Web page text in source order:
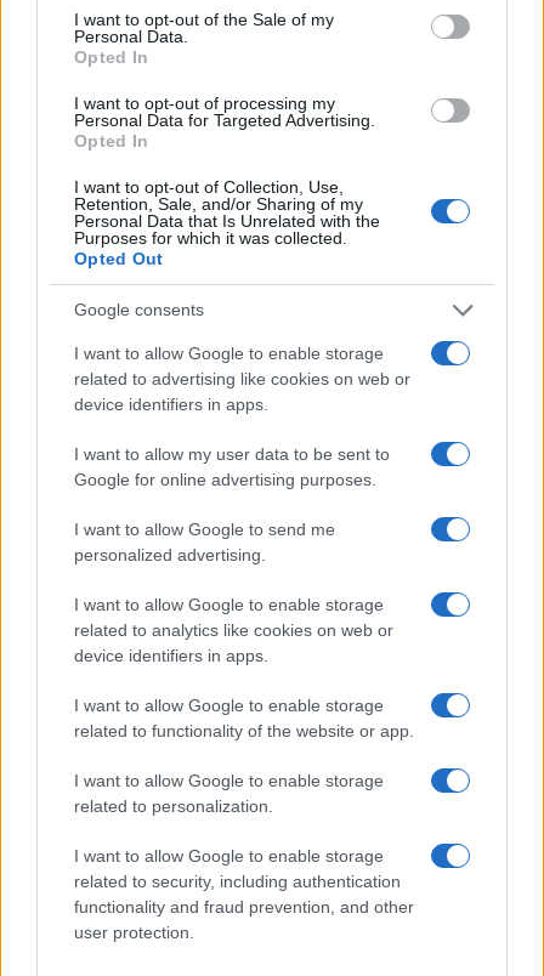
I want to opt-out of the Sale of my
Personal Data.
Opted In
I want to opt-out of processing my
Personal Data for Targeted Advertising.
Opted In
I want to opt-out of Collection, Use,
Retention, Sale, and/or Sharing of my
Personal Data that Is Unrelated with the
Purposes for which it was collected.
Opted Out
Google consents
I want to allow Google to enable storage
related to advertising like cookies on web or
device identifiers in apps.
I want to allow my user data to be sent to
Google for online advertising purposes.
I want to allow Google to send me
personalized advertising.
I want to allow Google to enable storage
related to analytics like cookies on web or
device identifiers in apps.
I want to allow Google to enable storage
related to functionality of the website or app.
I want to allow Google to enable storage
related to personalization.
I want to allow Google to enable storage
related to security, including authentication
functionality and fraud prevention, and other
user protection.
reale, con i carburanti sopra i due euro.
Ed è qui cheil cortocircuito del Pd diventa
evidente. Per giorni chiede di usare l’extra gettito
Iva per ridurre il prezzo alla pompa. Poi, quando il
governo lo fa, accusa l’esecutivo di averlo fatto
troppo tardi, troppo poco e – soprattutto – con
tempismo sospetto. Il problema, insomma, non è
più la misura, ma il calendario. Il risultato è un